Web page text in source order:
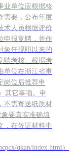
业单位应根据核
需要，公布年度
术人员根据评价
申报竞聘，并作
象任现职以来的
聘考核。根据考
单位在浙江省事
岗位后推荐申
其它事项。申
不需寄送纸质材
要真实准确填
，在佐证材料中
qkan/index.html）